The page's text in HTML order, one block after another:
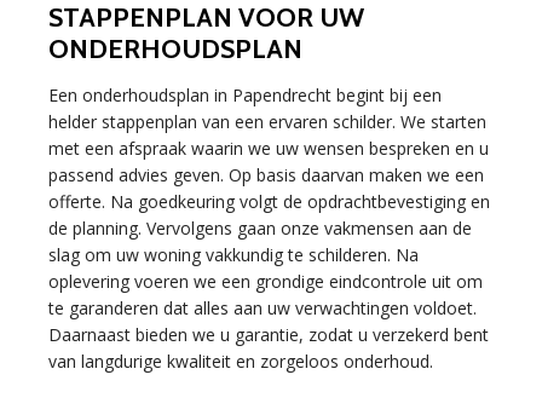
STAPPENPLAN VOOR UW
ONDERHOUDSPLAN
Een onderhoudsplan in Papendrecht begint bij een
helder stappenplan van een ervaren schilder. We starten
met een afspraak waarin we uw wensen bespreken en u
passend advies geven. Op basis daarvan maken we een
offerte. Na goedkeuring volgt de opdrachtbevestiging en
de planning. Vervolgens gaan onze vakmensen aan de
slag om uw woning vakkundig te schilderen. Na
oplevering voeren we een grondige eindcontrole uit om
te garanderen dat alles aan uw verwachtingen voldoet.
Daarnaast bieden we u garantie, zodat u verzekerd bent
van langdurige kwaliteit en zorgeloos onderhoud.